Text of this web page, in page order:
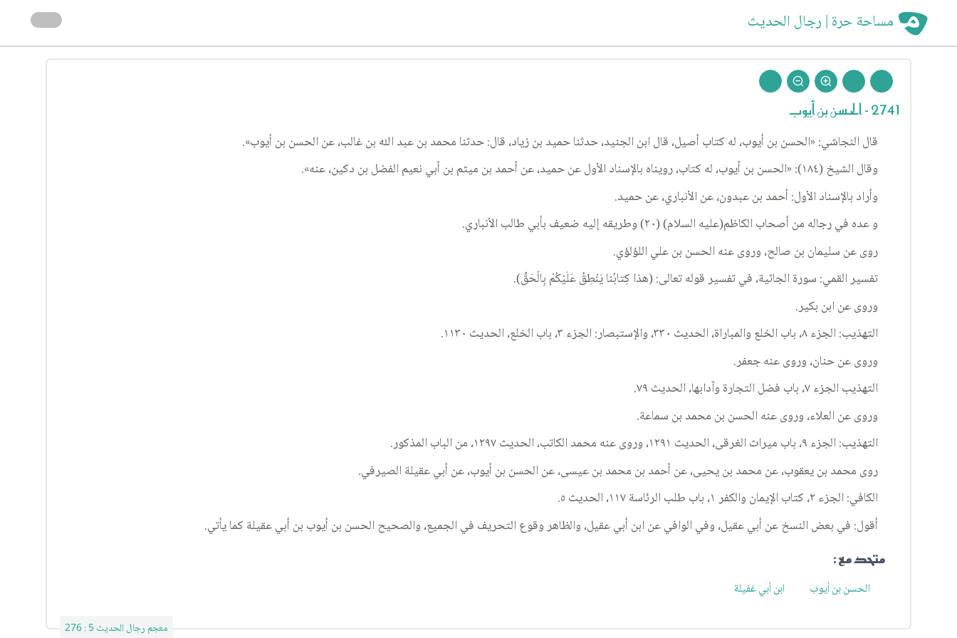
مساحة حرة | رجال الحديث
2741 - الحسن بن أيوب
قال النجاشي: «الحسن بن أيوب، له كتاب أصيل، قال ابن الجنيد، حدثنا حميد بن زياد، قال: حدثنا محمد بن عبد الله بن غالب، عن الحسن بن أيوب».
وقال الشيخ (١٨٤): «الحسن بن أيوب، له كتاب، رويناه بالإسناد الأول عن حميد، عن أحمد بن ميثم بن أبي نعيم الفضل بن دكين، عنه».
وأراد بالإسناد الأول: أحمد بن عبدون، عن الأنباري، عن حميد.
و عده في رجاله من أصحاب الكاظم(عليه السلام) (٢٠) وطريقه إليه ضعيف بأبي طالب الأنباري.
روى عن سليمان بن صالح، وروى عنه الحسن بن علي اللؤلؤي.
تفسير القمي: سورة الجاثية، في تفسير قوله تعالى: (هذا كِتابُنا يَنْطِقُ عَلَيْكُمْ بِالْحَقِّ).
وروى عن ابن بكير.
التهذيب: الجزء ٨، باب الخلع والمباراة، الحديث ٣٣٠، والإستبصار: الجزء ٣، باب الخلع، الحديث ١١٣٠.
وروى عن حنان، وروى عنه جعفر.
التهذيب الجزء ٧، باب فضل التجارة وآدابها، الحديث ٧٩.
وروى عن العلاء، وروى عنه الحسن بن محمد بن سماعة.
التهذيب: الجزء ٩، باب ميراث الغرقى، الحديث ١٢٩١، وروى عنه محمد الكاتب، الحديث ١٢٩٧، من الباب المذكور.
روى محمد بن يعقوب، عن محمد بن يحيى، عن أحمد بن محمد بن عيسى، عن الحسن بن أيوب، عن أبي عقيلة الصيرفي.
الكافي: الجزء ٢، كتاب الإيمان والكفر ١، باب طلب الرئاسة ١١٧، الحديث ٥.
أقول: في بعض النسخ عن أبي عقيل، وفي الوافي عن ابن أبي عقيل، والظاهر وقوع التحريف في الجميع، والصحيح الحسن بن أيوب بن أبي عقيلة كما يأتي.
متحد مع :
الحسن بن أيوب ابن أبي غفيلة
معجم رجال الحديث 5 : 276